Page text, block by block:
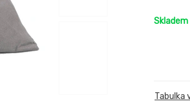
Skladem
Tabulka